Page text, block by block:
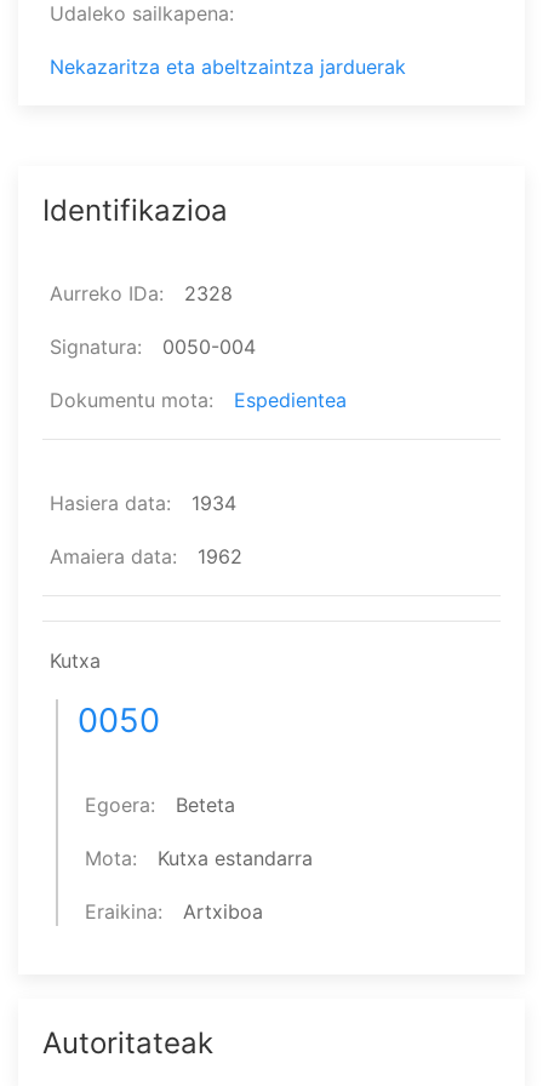
Udaleko sailkapena
Nekazaritza eta abeltzaintza jarduerak
Identifikazioa
Aurreko IDa 2328
Signatura 0050-004
Dokumentu mota Espedientea
Hasiera data 1934
Amaiera data 1962
Kutxa
0050
Egoera Beteta
Mota Kutxa estandarra
Eraikina Artxiboa
Autoritateak